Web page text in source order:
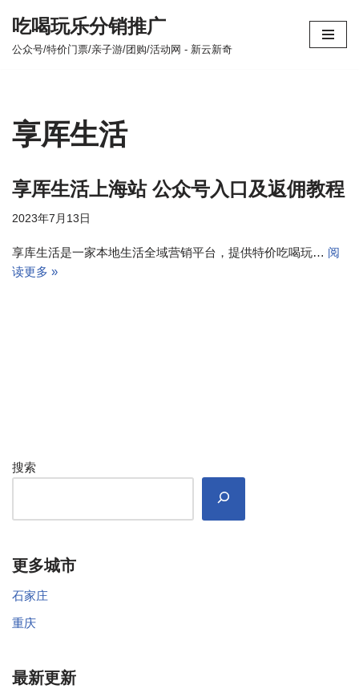
跳
吃喝玩乐分销推广
公众号/特价门票/亲子游/团购/活动网 - 新云新奇
享厍生活
享厍生活上海站 公众号入口及返佣教程
2023年7月13日
享库生活是一家本地生活全域营销平台，提供特价吃喝玩… 阅
读更多 »
搜索
更多城市
石家庄
重庆
最新更新